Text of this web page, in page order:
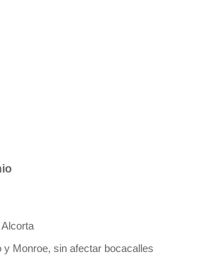
y Monroe, sin afectar bocacalles